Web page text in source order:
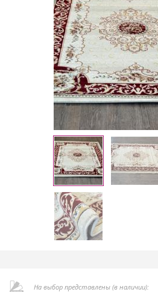
На выбор представлены (в наличии):